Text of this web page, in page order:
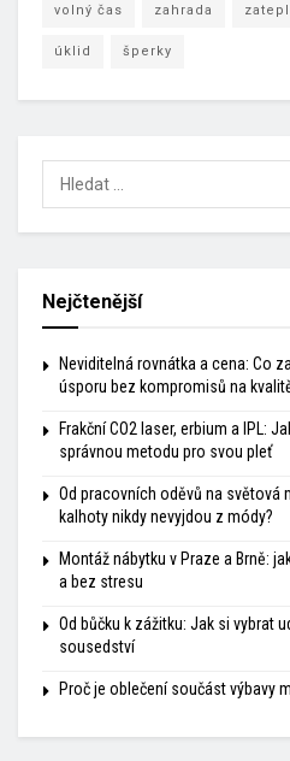
volný čas zahrada
úklid šperky
Nejčtenější
Neviditelná rovnátka a cena: Co
úsporu bez kompromisů na
Frakční CO2 laser, erbium a IPL:
správnou metodu pro svou pleť
Od pracovních oděvů na světová
kalhoty nikdy nevyjdou z módy?
Montáž nábytku v Praze a Brně:
a bez stresu
Od bůčku k zážitku: Jak si vybrat
sousedství
Proč je oblečení součást výbavy